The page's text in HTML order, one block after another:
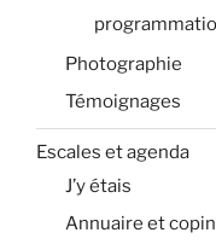
Photographie
Témoignages
Escales et agenda
J’y étais
Annuaire et